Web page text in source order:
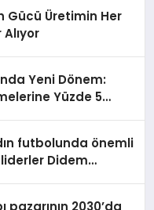
Gücü Üretimin Her
Yeni Dönem:
Yüzde 5
futbolunda önemli
Didem
pazarının 2030’da